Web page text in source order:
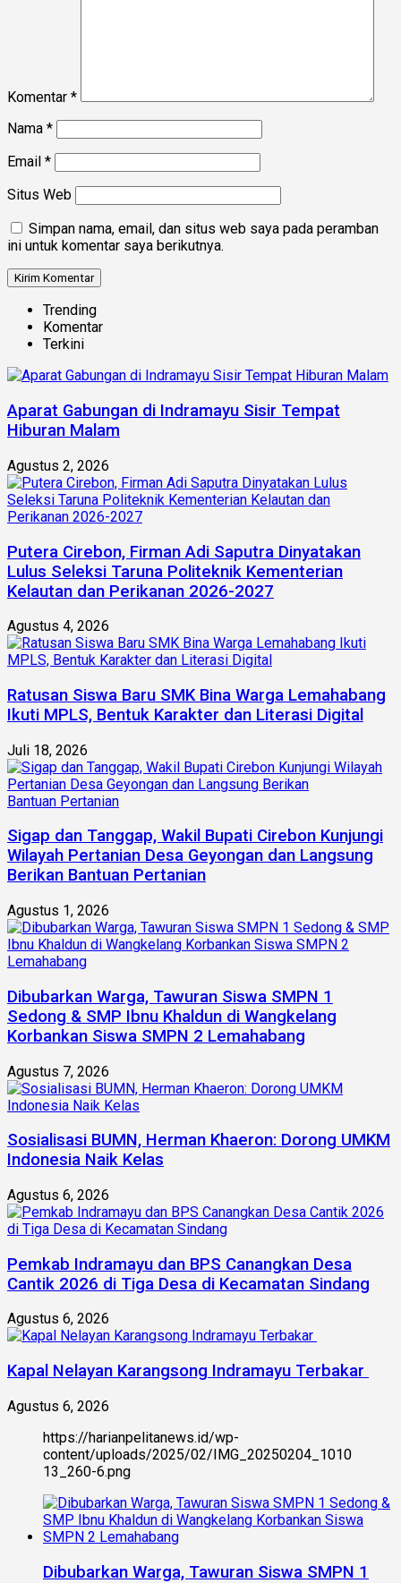
Komentar *
Nama *
Email *
Situs Web
Simpan nama, email, dan situs web saya pada peramban
ini untuk komentar saya berikutnya.
Trending
Komentar
Terkini
Aparat Gabungan di Indramayu Sisir Tempat
Hiburan Malam
Agustus 2, 2026
Putera Cirebon, Firman Adi Saputra Dinyatakan
Lulus Seleksi Taruna Politeknik Kementerian
Kelautan dan Perikanan 2026-2027
Agustus 4, 2026
Ratusan Siswa Baru SMK Bina Warga Lemahabang
Ikuti MPLS, Bentuk Karakter dan Literasi Digital
Juli 18, 2026
Sigap dan Tanggap, Wakil Bupati Cirebon Kunjungi
Wilayah Pertanian Desa Geyongan dan Langsung
Berikan Bantuan Pertanian
Agustus 1, 2026
Dibubarkan Warga, Tawuran Siswa SMPN 1
Sedong & SMP Ibnu Khaldun di Wangkelang
Korbankan Siswa SMPN 2 Lemahabang
Agustus 7, 2026
Sosialisasi BUMN, Herman Khaeron: Dorong UMKM
Indonesia Naik Kelas
Agustus 6, 2026
Pemkab Indramayu dan BPS Canangkan Desa
Cantik 2026 di Tiga Desa di Kecamatan Sindang
Agustus 6, 2026
Kapal Nelayan Karangsong Indramayu Terbakar
Agustus 6, 2026
https://harianpelitanews.id/wp-
content/uploads/2025/02/IMG_20250204_1010
13_260-6.png
Dibubarkan Warga, Tawuran Siswa SMPN 1